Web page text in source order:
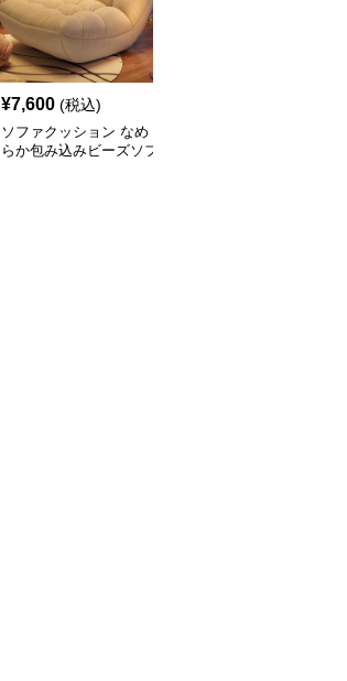
¥7,600 (税込)
ソファクッション なめ
らか包み込みビーズソフ